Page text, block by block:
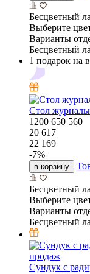
Бесцветный
Выберите
Варианты
Бесцветный
1 подарок на
Стол
1200 650 560
20 617
22 169
-7%
в корзину
Бесцветный
Выберите
Варианты
Бесцветный
продаж
Сундук с